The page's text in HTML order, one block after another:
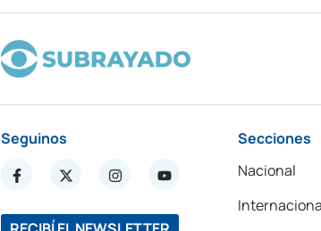
Seguinos
Secciones
Nacional